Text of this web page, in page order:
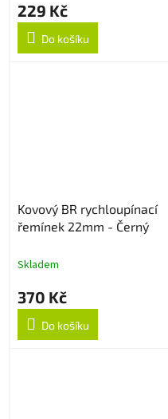
229 Kč
Do košíku
Kovový BR rychloupínací
řemínek 22mm - Černý
Skladem
370 Kč
Do košíku